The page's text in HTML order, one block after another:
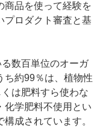
商品を使って経験を
プロダクト審査と基
る数百単位のオーガ
ち約99％は、植物性
は肥料すら使わな
化学肥料不使用とい
成されています。